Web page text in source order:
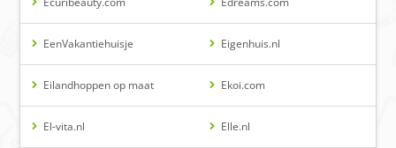
EenVakantiehuisje Eigenhuis.nl
Eilandhoppen op maat Ekoi.com
El-vita.nl Elle.nl